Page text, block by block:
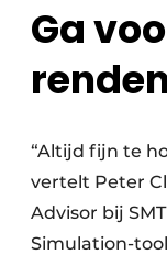
Ga
“Altijd fijn te
vertelt Peter
Advisor bij
Simulation-